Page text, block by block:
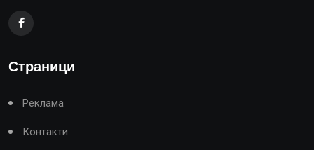
Страници
Реклама
Контакти